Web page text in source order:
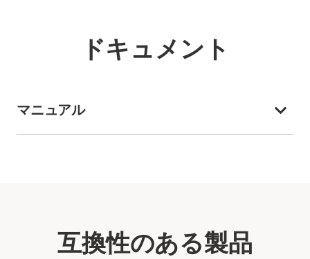
ドキュメント
マニュアル
互換性のある製品